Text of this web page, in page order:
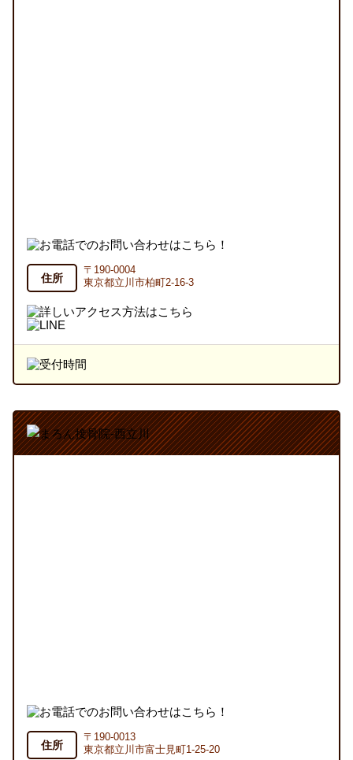
住所
〒190-0004
東京都立川市柏町2-16-3
住所
〒190-0013
東京都立川市富士見町1-25-20